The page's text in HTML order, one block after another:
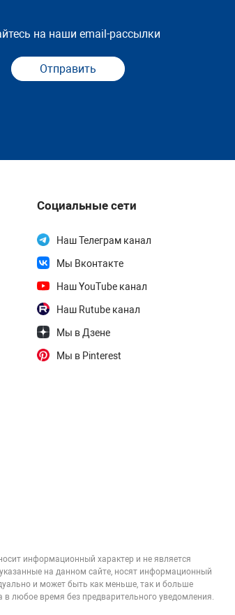
на наши email-рассылки
Отправить
Социальные сети
Наш Телеграм канал
Мы Вконтакте
Наш YouTube канал
Наш Rutube канал
Мы в Дзене
Мы в Pinterest
информационный характер и не является
на данном сайте, носят информационный
и может быть как меньше, так и больше
любое время без предварительного уведомления.